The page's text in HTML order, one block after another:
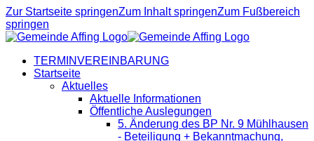
Zur Startseite springenZum Inhalt springenZum Fußbereich
springen
TERMINVEREINBARUNG
Startseite
Aktuelles
Aktuelle Informationen
Öffentliche Auslegungen
5. Änderung des BP Nr. 9 Mühlhausen
- Beteiligung + Bekanntmachung,